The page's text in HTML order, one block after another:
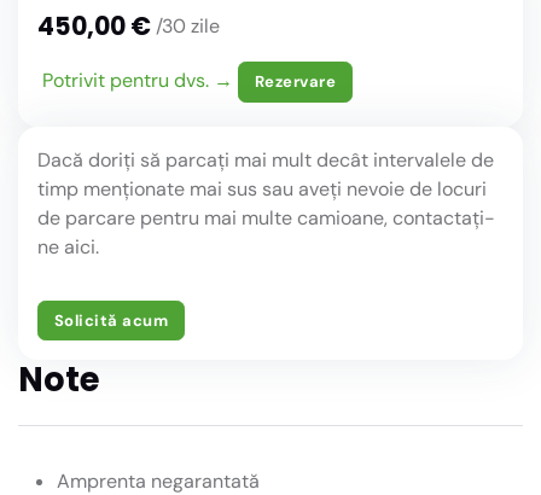
450,00 €/30 zile
Potrivit pentru dvs. → Rezervare
Dacă doriți să parcați mai mult decât intervalele de
timp menționate mai sus sau aveți nevoie de locuri
de parcare pentru mai multe camioane, contactați-
ne aici.
Solicită acum
Note
Amprenta negarantată